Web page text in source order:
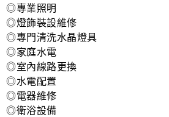
◎專業照明
◎燈飾裝設維修
◎專門清洗水晶燈具
◎家庭水電
◎室內線路更換
◎水電配置
◎電器維修
◎衛浴設備